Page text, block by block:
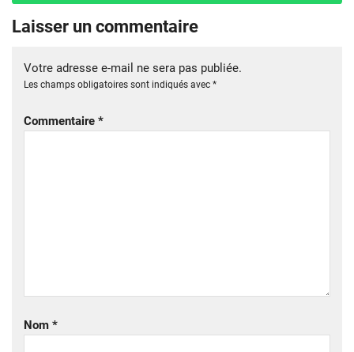
Laisser un commentaire
Votre adresse e-mail ne sera pas publiée.
Les champs obligatoires sont indiqués avec *
Commentaire *
Nom *